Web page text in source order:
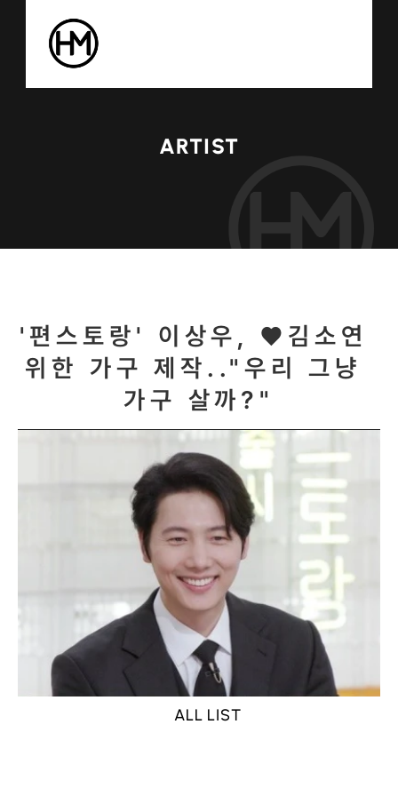
ARTIST
'편스토랑' 이상우, ♥김소연
위한 가구 제작.."우리 그냥
가구 살까?"
ALL LIST